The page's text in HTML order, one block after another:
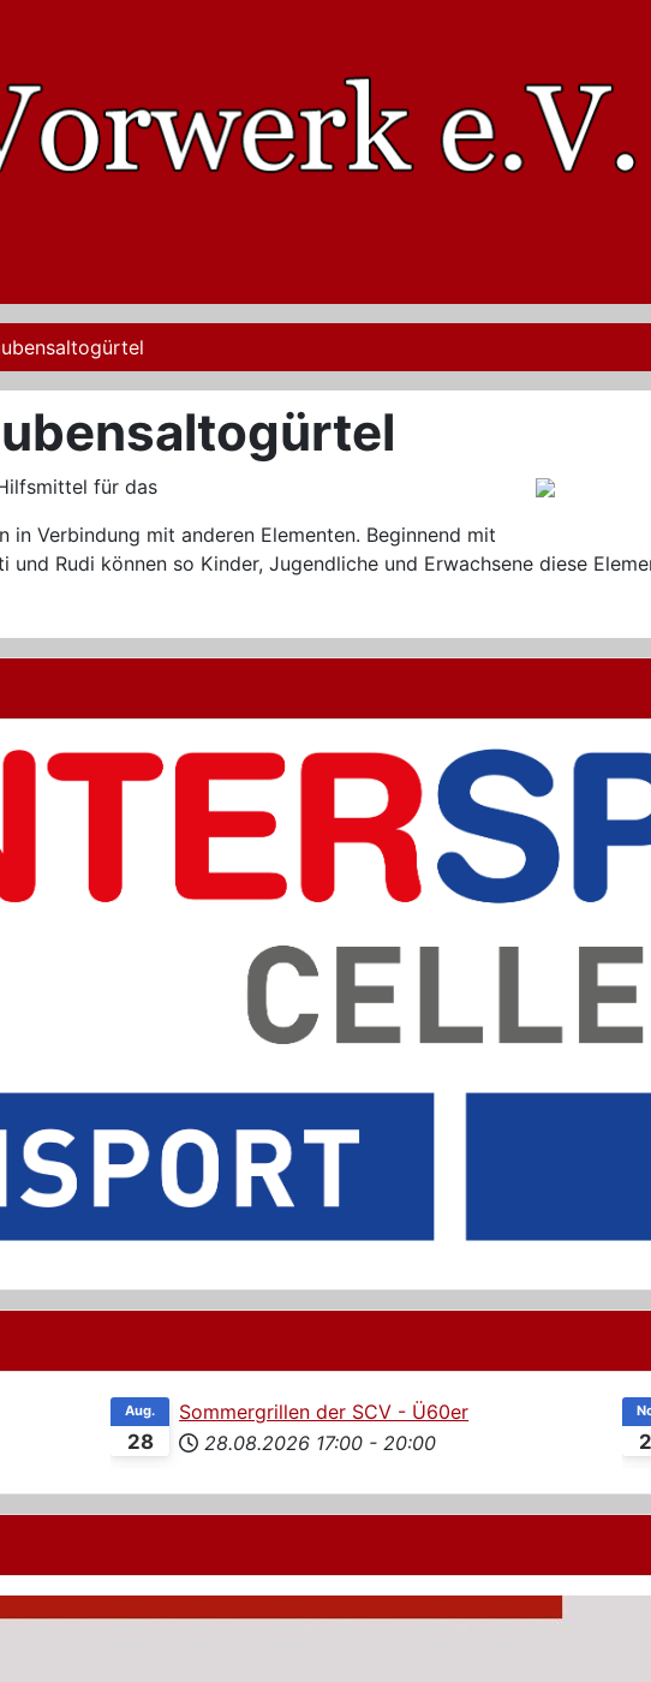
für das
Verbindung mit anderen Elementen. Beginnend mit
Rudi können so Kinder, Jugendliche und Erwachsene diese
28
Aug.
Sommergrillen der SCV - Ü60er
28.08.2026 17:00 - 20:00